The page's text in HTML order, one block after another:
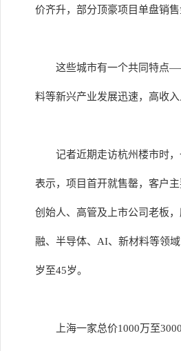
价齐升，部分顶豪项目单盘销售
这些城市有一个共同特点
料等新兴产业发展迅速，高收入
记者近期走访杭州楼市时
表示，项目首开就售罄，客户
创始人、高管及上市公司老板
融、半导体、AI、新材料等领
岁至45岁。
上海一家总价1000万至